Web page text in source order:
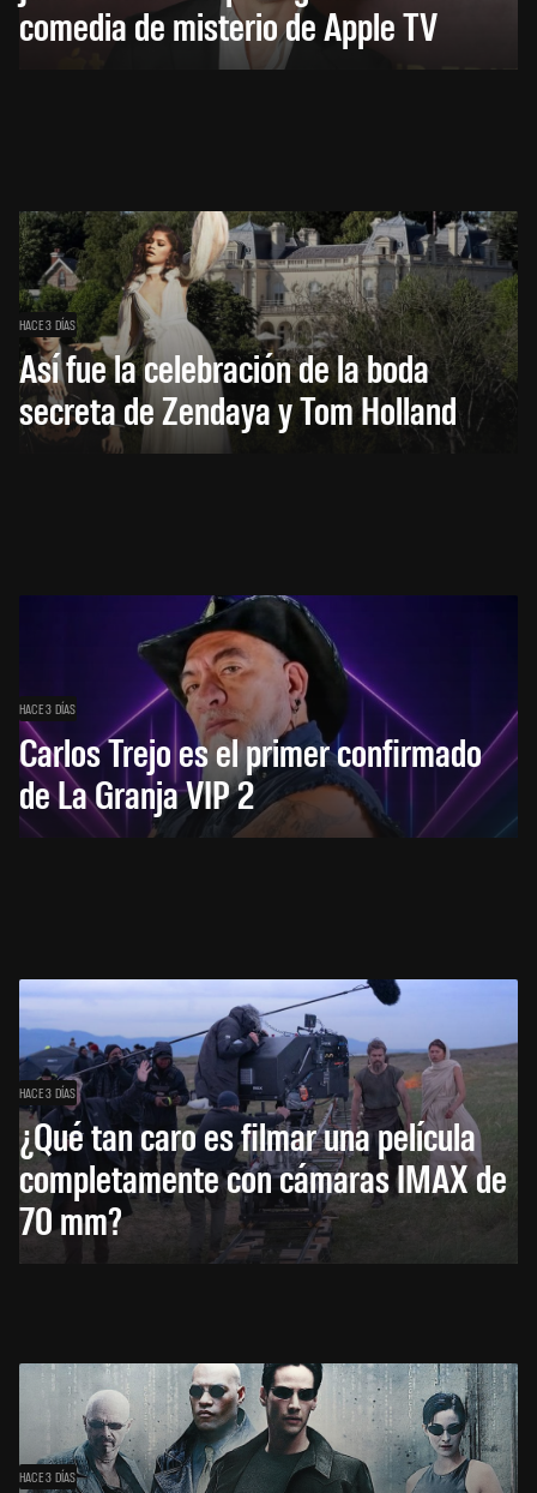
comedia de misterio de Apple TV
HACE 3 DÍAS
Así fue la celebración de la boda
secreta de Zendaya y Tom Holland
HACE 3 DÍAS
Carlos Trejo es el primer confirmado
de La Granja VIP 2
HACE 3 DÍAS
¿Qué tan caro es filmar una película
completamente con cámaras IMAX de
70 mm?
HACE 3 DÍAS